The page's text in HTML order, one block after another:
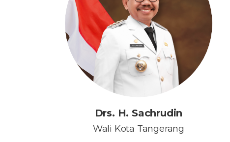
Drs. H. Sachrudin
Wali Kota Tangerang